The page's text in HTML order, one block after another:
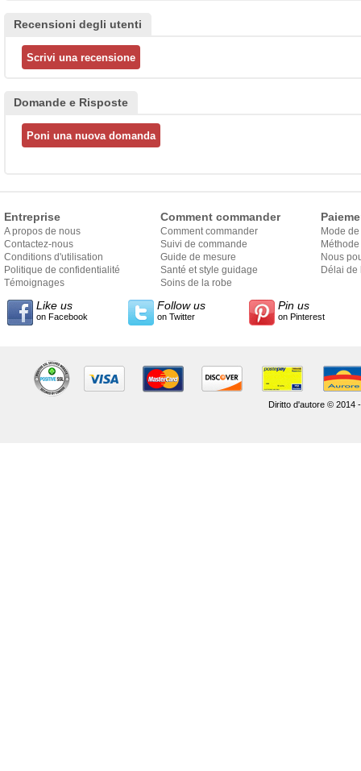
Recensioni degli utenti
Domande e Risposte
Entreprise
A propos de nous
Contactez-nous
Conditions d'utilisation
Politique de confidentialité
Témoignages
Comment commander
Comment commander
Suivi de commande
Guide de mesure
Santé et style guidage
Soins de la robe
Mode
Nous
Délai de
Like us
on Facebook
Follow us
on Twitter
Pin us
on Pinterest
Diritto d'autore © 2014